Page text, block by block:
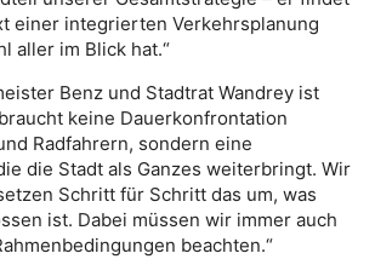
einer integrierten Verkehrsplanung
aller im Blick hat.“
Benz und Stadtrat Wandrey ist
keine Dauerkonfrontation
Radfahrern, sondern eine
die Stadt als Ganzes weiterbringt. Wir
Schritt für Schritt das um, was
ist. Dabei müssen wir immer auch
beachten.“